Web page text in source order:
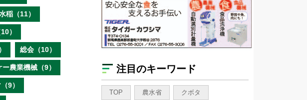
稲（11）
）
総会（10）
農業機械（9）
9）
注目のキーワード
TOP 農水省 クボタ